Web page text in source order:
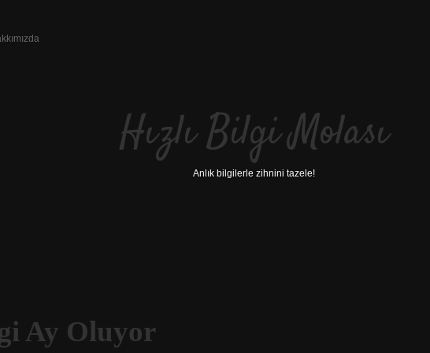
Hızlı Bilgi Molası
Anlık bilgilerle zihnini tazele!
Ay Oluyor